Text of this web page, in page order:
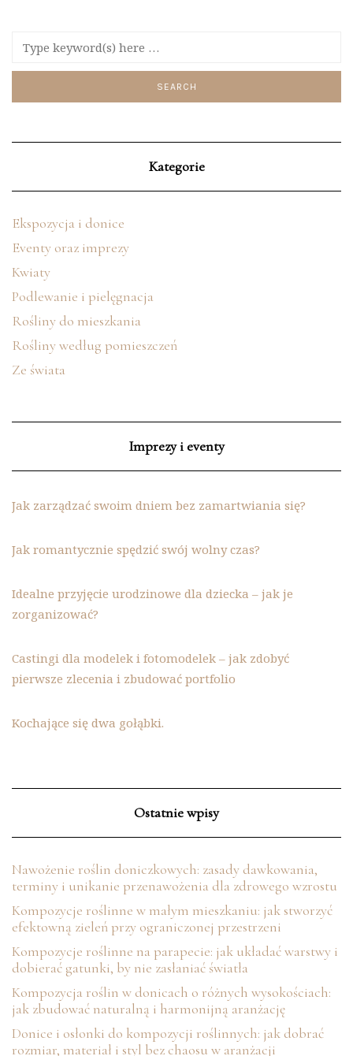
Kategorie
Ekspozycja i donice
Eventy oraz imprezy
Kwiaty
Podlewanie i pielęgnacja
Rośliny do mieszkania
Rośliny według pomieszczeń
Ze świata
Imprezy i eventy
Jak zarządzać swoim dniem bez zamartwiania się?
Jak romantycznie spędzić swój wolny czas?
Idealne przyjęcie urodzinowe dla dziecka – jak je
zorganizować?
Castingi dla modelek i fotomodelek – jak zdobyć
pierwsze zlecenia i zbudować portfolio
Kochające się dwa gołąbki.
Ostatnie wpisy
Nawożenie roślin doniczkowych: zasady dawkowania,
terminy i unikanie przenawożenia dla zdrowego wzrostu
Kompozycje roślinne w małym mieszkaniu: jak stworzyć
efektowną zieleń przy ograniczonej przestrzeni
Kompozycje roślinne na parapecie: jak układać warstwy i
dobierać gatunki, by nie zasłaniać światła
Kompozycja roślin w donicach o różnych wysokościach:
jak zbudować naturalną i harmonijną aranżację
Donice i osłonki do kompozycji roślinnych: jak dobrać
rozmiar, materiał i styl bez chaosu w aranżacji